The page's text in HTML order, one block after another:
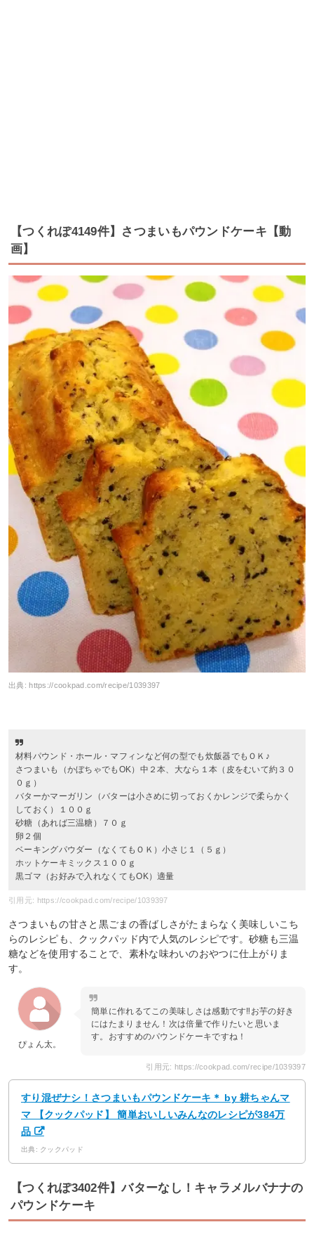
【つくれぽ4149件】さつまいもパウンドケーキ【動
画】
出典:https://cookpad.com/recipe/1039397
材料パウンド・ホール・マフィンなど何の型でも炊飯器でもＯＫ♪
さつまいも（かぼちゃでもOK）中２本、大なら１本（皮をむいて約３０
０ｇ）
バターかマーガリン（バターは小さめに切っておくかレンジで柔らかく
しておく）１００ｇ
砂糖（あれば三温糖）７０ｇ
卵２個
ベーキングパウダー（なくてもＯＫ）小さじ１（５ｇ）
ホットケーキミックス１００ｇ
黒ゴマ（お好みで入れなくてもOK）適量
引用元: https://cookpad.com/recipe/1039397
さつまいもの甘さと黒ごまの香ばしさがたまらなく美味しいこち
らのレシピも、クックパッド内で人気のレシピです。砂糖も三温
糖などを使用することで、素朴な味わいのおやつに仕上がりま
す。
ぴょん太。
簡単に作れるてこの美味しさは感動です‼︎お芋の好き
にはたまりません！次は倍量で作りたいと思いま
す。おすすめのパウンドケーキですね！
引用元: https://cookpad.com/recipe/1039397
すり混ぜナシ！さつまいもパウンドケーキ＊ by 耕ちゃんマ
マ 【クックパッド】 簡単おいしいみんなのレシピが384万
品
出典: クックパッド
【つくれぽ3402件】バターなし！キャラメルバナナの
パウンドケーキ